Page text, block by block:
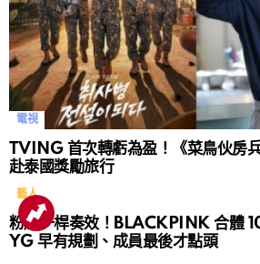
電視
TVING 首次轉虧為盈！《菜鳥伙房
赴泰國獎勵旅行
藝人
粉絲一桿奏效！BLACKPINK 合體
YG 早有規劃、成員最後才點頭